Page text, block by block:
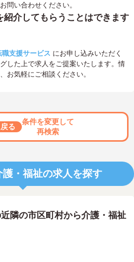
問い合わせください。
紹介してもらうことはできます
職支援サービス にお申し込みいただく
した上で求人をご提案いたします。情
お気軽にご相談ください。
る
条件を変更して
再検索
・福祉の求人を探す
隣の市区町村から介護・福祉